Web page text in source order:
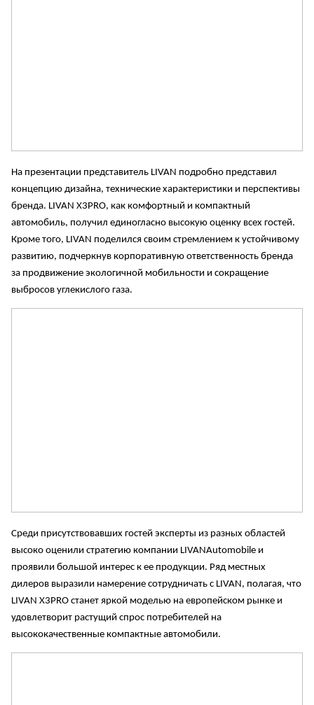
На презентации представитель LIVAN подробно представил
концепцию дизайна, технические характеристики и перспективы
бренда. LIVAN X3PRO, как комфортный и компактный
автомобиль, получил единогласно высокую оценку всех гостей.
Кроме того, LIVAN поделился своим стремлением к устойчивому
развитию, подчеркнув корпоративную ответственность бренда
за продвижение экологичной мобильности и сокращение
выбросов углекислого газа.
Среди присутствовавших гостей эксперты из разных областей
высоко оценили стратегию компании LIVANAutomobile и
проявили большой интерес к ее продукции. Ряд местных
дилеров выразили намерение сотрудничать с LIVAN, полагая, что
LIVAN X3PRO станет яркой моделью на европейском рынке и
удовлетворит растущий спрос потребителей на
высококачественные компактные автомобили.